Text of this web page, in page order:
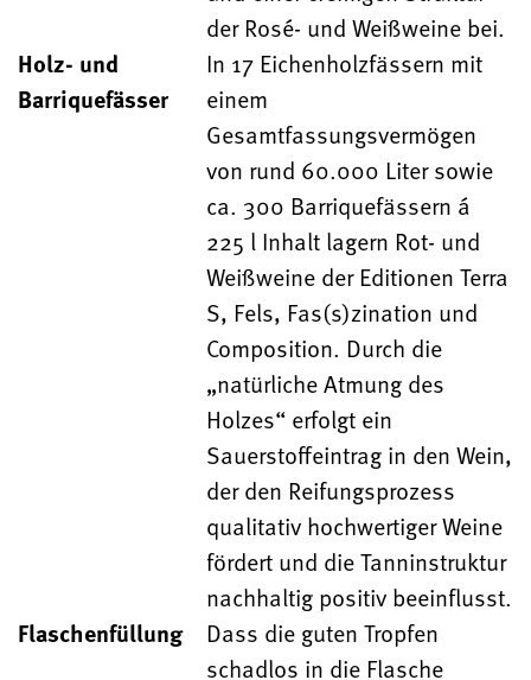
der Rosé- und Weißweine bei.
Holz- und
Barriquefässer
In 17 Eichenholzfässern mit
einem
Gesamtfassungsvermögen
von rund 60.000 Liter sowie
ca. 300 Barriquefässern á
225 l Inhalt lagern Rot- und
Weißweine der Editionen Terra
S, Fels, Fas(s)zination und
Composition. Durch die
„natürliche Atmung des
Holzes“ erfolgt ein
Sauerstoffeintrag in den Wein,
der den Reifungsprozess
qualitativ hochwertiger Weine
fördert und die Tanninstruktur
nachhaltig positiv beeinflusst.
Flaschenfüllung
Dass die guten Tropfen
schadlos in die Flasche